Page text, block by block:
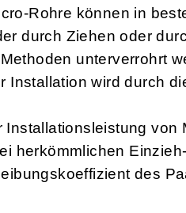
Rohre können in
durch Ziehen oder
unterverrohrt
Installation wird durch
Installationsleistung
herkömmlichen
des